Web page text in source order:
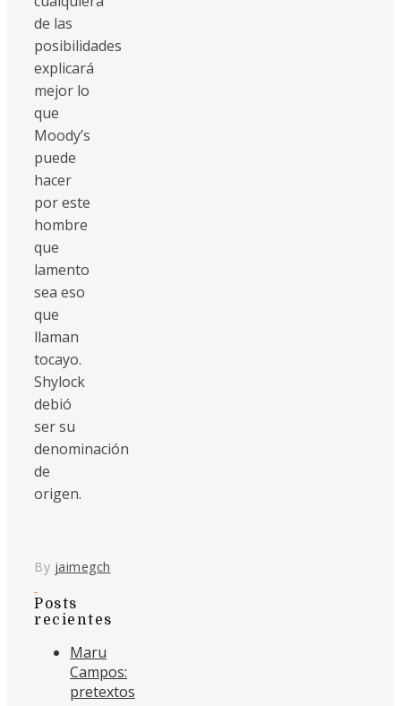
de las
posibilidades
explicará
mejor lo
que
Moody’s
puede
hacer
por este
hombre
que
lamento
sea eso
que
llaman
tocayo.
Shylock
debió
ser su
denominación
de
origen.
By jaimegch
Posts
recientes
Maru
Campos:
pretextos